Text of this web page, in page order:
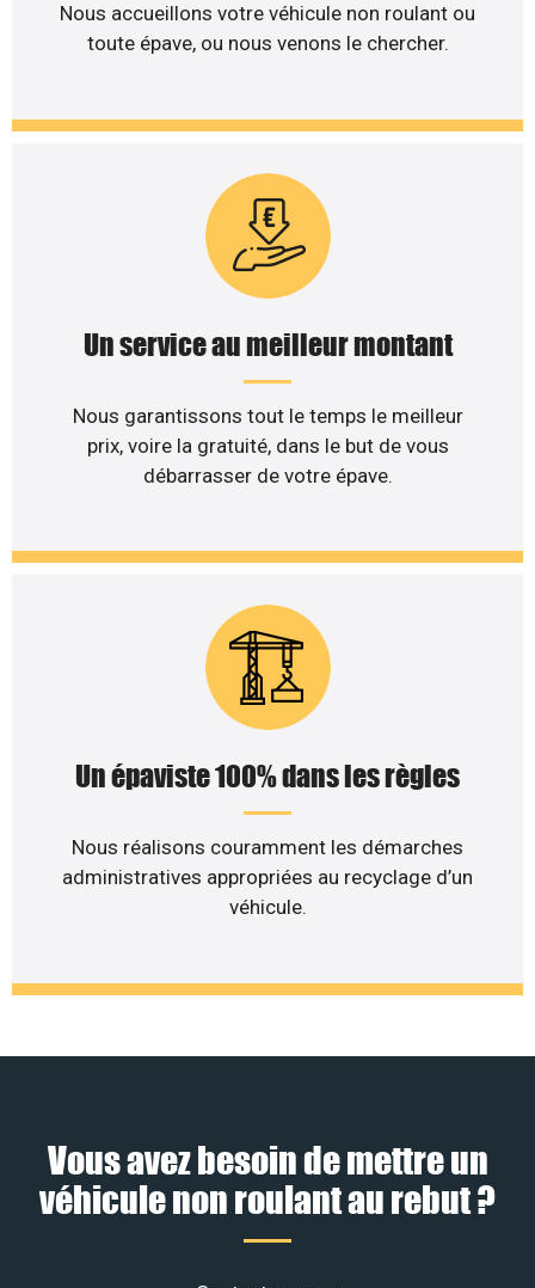
Nous accueillons votre véhicule non roulant ou
toute épave, ou nous venons le chercher.
Un service au meilleur montant
Nous garantissons tout le temps le meilleur
prix, voire la gratuité, dans le but de vous
débarrasser de votre épave.
Un épaviste 100% dans les règles
Nous réalisons couramment les démarches
administratives appropriées au recyclage d’un
véhicule.
Vous avez besoin de mettre un
véhicule non roulant au rebut ?